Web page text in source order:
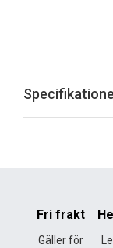
Fri frakt
Gäller för